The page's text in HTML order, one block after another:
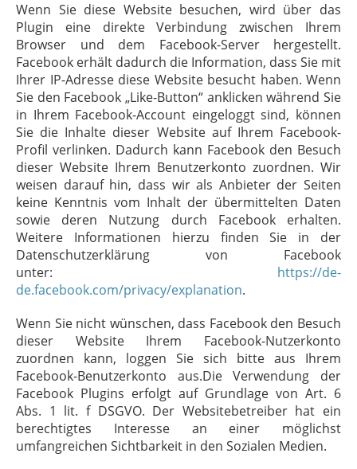
Wenn Sie diese Website besuchen, wird über das
Plugin eine direkte Verbindung zwischen Ihrem
Browser und dem Facebook-Server hergestellt.
Facebook erhält dadurch die Information, dass Sie mit
Ihrer IP-Adresse diese Website besucht haben. Wenn
Sie den Facebook „Like-Button“ anklicken während Sie
in Ihrem Facebook-Account eingeloggt sind, können
Sie die Inhalte dieser Website auf Ihrem Facebook-
Profil verlinken. Dadurch kann Facebook den Besuch
dieser Website Ihrem Benutzerkonto zuordnen. Wir
weisen darauf hin, dass wir als Anbieter der Seiten
keine Kenntnis vom Inhalt der übermittelten Daten
sowie deren Nutzung durch Facebook erhalten.
Weitere Informationen hierzu finden Sie in der
Datenschutzerklärung von Facebook
unter: https://de-
de.facebook.com/privacy/explanation.
Wenn Sie nicht wünschen, dass Facebook den Besuch
dieser Website Ihrem Facebook-Nutzerkonto
zuordnen kann, loggen Sie sich bitte aus Ihrem
Facebook-Benutzerkonto aus.Die Verwendung der
Facebook Plugins erfolgt auf Grundlage von Art. 6
Abs. 1 lit. f DSGVO. Der Websitebetreiber hat ein
berechtigtes Interesse an einer möglichst
umfangreichen Sichtbarkeit in den Sozialen Medien.